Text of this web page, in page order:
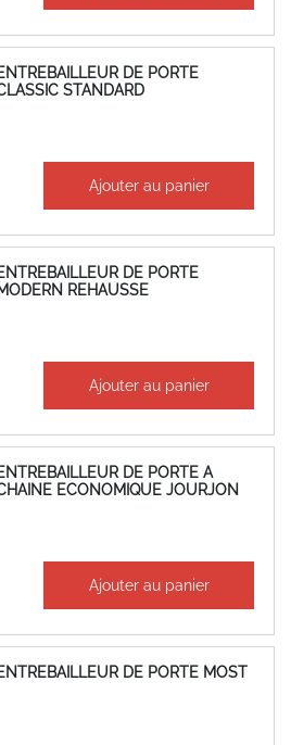
DE PORTE
STANDARD
Ajouter au panier
DE PORTE
REHAUSSE
Ajouter au panier
DE PORTE A
ECONOMIQUE JOURJON
Ajouter au panier
DE PORTE MOST